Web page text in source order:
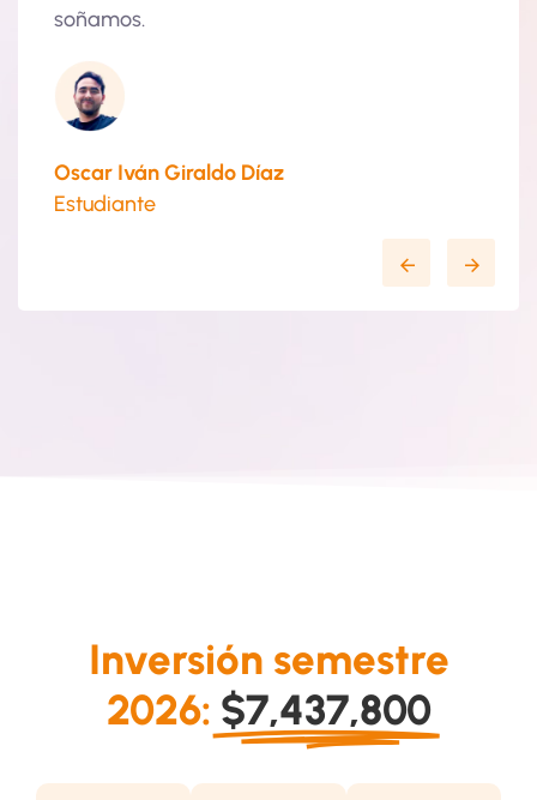
soñamos.
Oscar Iván Giraldo Díaz
Estudiante
Inversión semestre
2026: $7,437,800